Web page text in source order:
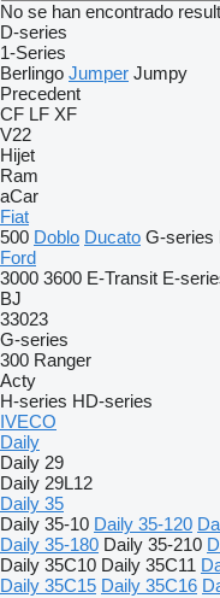
No se han encontrado
D-series
1-Series
Berlingo Jumper Jumpy
Precedent
CF LF XF
V22
Hijet
Ram
aCar
Fiat
500 Doblo Ducato G-series
Ford
3000 3600 E-Transit E-
BJ
33023
G-series
300 Ranger
Acty
H-series HD-series
IVECO
Daily
Daily 29
Daily 29L12
Daily 35
Daily 35-10 Daily 35-120
Daily 35-180 Daily 35-210
Daily 35C10 Daily 35C11
Daily 35C15 Daily 35C16